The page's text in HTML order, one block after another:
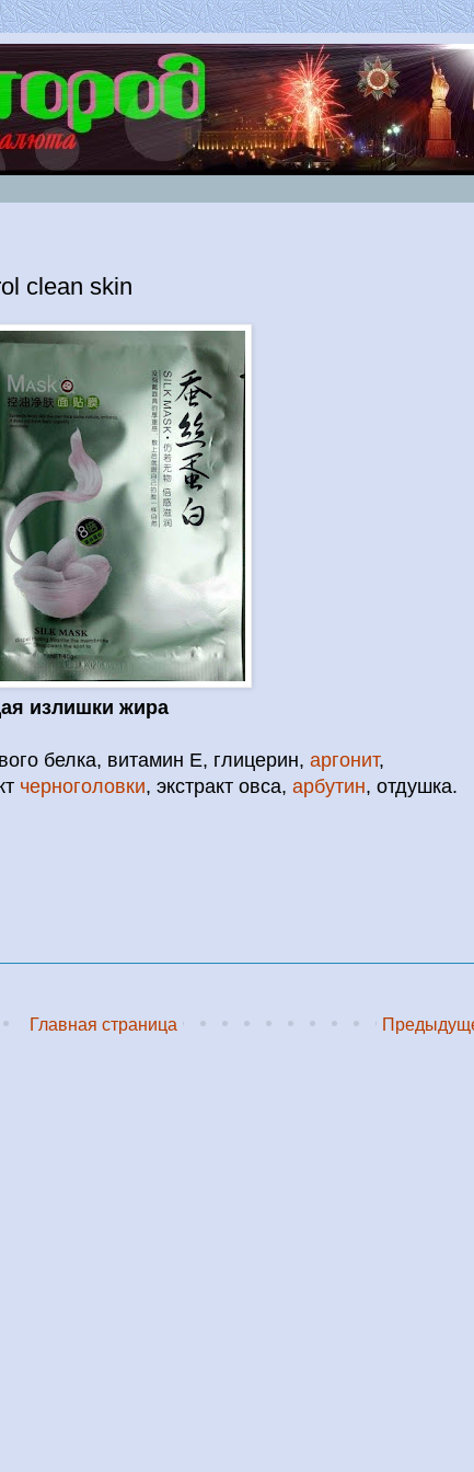
clean skin
излишки жира
белка, витамин Е, глицерин, аргонит,
черноголовки, экстракт овса, арбутин, отдушка.
Главная страница